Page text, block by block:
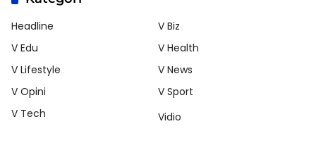
Headline
V Biz
V Edu
V Health
V Lifestyle
V News
V Opini
V Sport
V Tech
Vidio